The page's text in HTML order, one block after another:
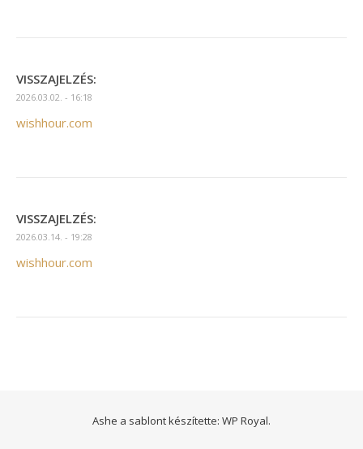
VISSZAJELZÉS:
2026.03.02. - 16:18
wishhour.com
VISSZAJELZÉS:
2026.03.14. - 19:28
wishhour.com
Ashe a sablont készítette: WP Royal.